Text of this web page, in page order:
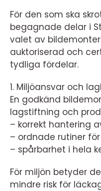
För den som ska
begagnade delar i
valet av
auktoriserad och
tydliga fördelar.
1. Miljöansvar och
En godkänd
lagstiftning och
– korrekt hantering
– ordnade rutiner
– spårbarhet i hela
För miljön betyder
mindre risk för